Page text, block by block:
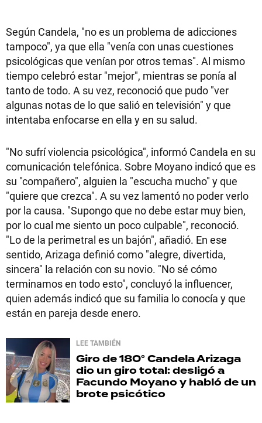
Según Candela, "no es un problema de adicciones
tampoco", ya que ella "venía con unas cuestiones
psicológicas que venían por otros temas". Al mismo
tiempo celebró estar "mejor", mientras se ponía al
tanto de todo. A su vez, reconoció que pudo "ver
algunas notas de lo que salió en televisión" y que
intentaba enfocarse en ella y en su salud.
"No sufrí violencia psicológica", informó Candela en su
comunicación telefónica. Sobre Moyano indicó que es
su "compañero", alguien la "escucha mucho" y que
"quiere que crezca". A su vez lamentó no poder verlo
por la causa. "Supongo que no debe estar muy bien,
por lo cual me siento un poco culpable", reconoció.
"Lo de la perimetral es un bajón", añadió. En ese
sentido, Arizaga definió como "alegre, divertida,
sincera" la relación con su novio. "No sé cómo
terminamos en todo esto", concluyó la influencer,
quien además indicó que su familia lo conocía y que
están en pareja desde enero.
LEE TAMBIÉN
Giro de 180°Candela Arizaga
dio un giro total: desligó a
Facundo Moyano y habló de un
brote psicótico